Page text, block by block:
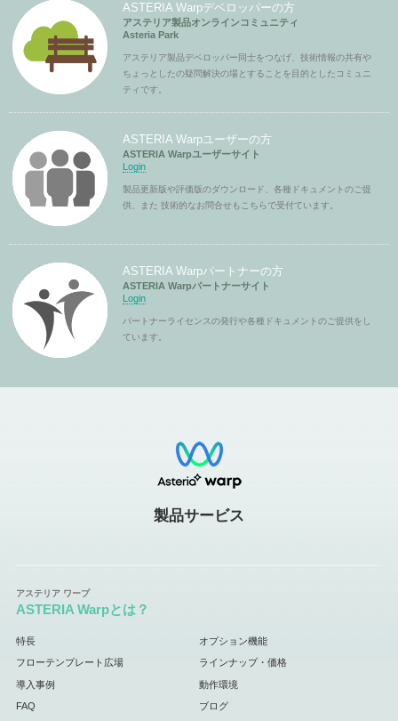
ASTERIA Warpデベロッパーの方
アステリア製品オンラインコミュニティ
Asteria Park
アステリア製品デベロッパー同士をつなげ、技術情報の共有や
ちょっとしたの疑問解決の場とすることを目的としたコミュニ
ティです。
ASTERIA Warpユーザーの方
ASTERIA Warpユーザーサイト
Login
製品更新版や評価版のダウンロード、各種ドキュメントのご提
供、また 技術的なお問合せもこちらで受付ています。
ASTERIA Warpパートナーの方
ASTERIA Warpパートナーサイト
Login
パートナーライセンスの発行や各種ドキュメントのご提供をし
ています。
製品サービス
ASTERIA Warpとは？
特長 オプション機能
フローテンプレート広場 ラインナップ・価格
導入事例 動作環境
FAQ ブログ